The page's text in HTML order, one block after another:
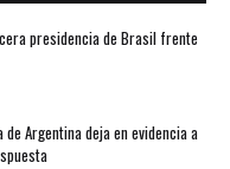
presidencia de Brasil frente
Argentina deja en evidencia a